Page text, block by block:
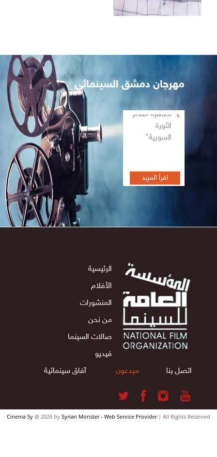
مهرجان دمشق السينمائي
تظاهرة أفلام
الثورة
السورية"
اقرأ المزيد
الرئيسية
الأفلام
المنشورات
من نحن
صالات السينما
فيديو
اتصل بنا
مبدعون آفاق سينمائية
Cinema Sy@ 2026 bySyrian Monster - Web Service Provider| All Rights